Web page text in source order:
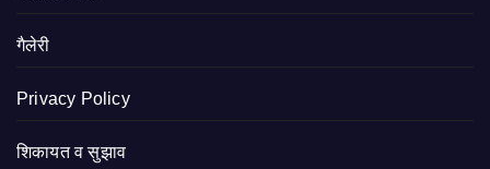
गैलेरी
Privacy Policy
शिकायत व सुझाव